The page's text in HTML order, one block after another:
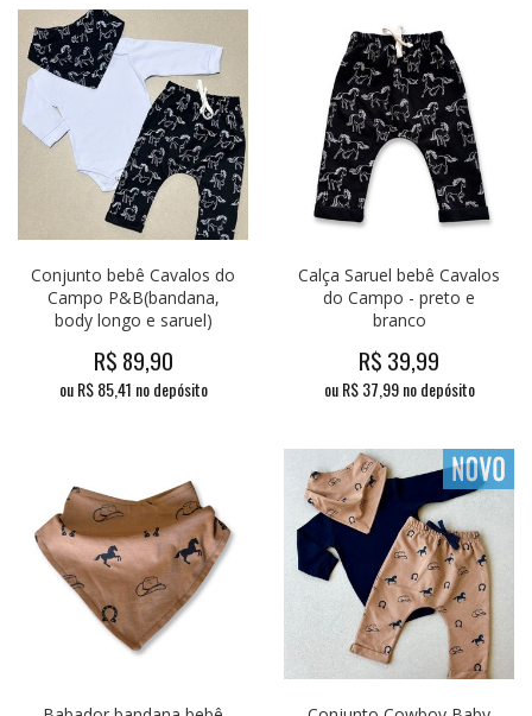
Conjunto bebê Cavalos do
Campo P&B(bandana,
body longo e saruel)
R$ 89,90
ou R$85,41 no depósito
Calça Saruel bebê Cavalos
do Campo - preto e
branco
R$ 39,99
ou R$37,99 no depósito